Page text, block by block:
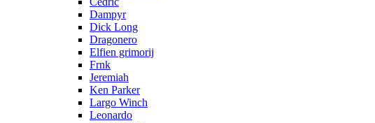
Dampyr
Dick Long
Dragonero
Elfien grimorij
Frnk
Jeremiah
Ken Parker
Largo Winch
Leonardo